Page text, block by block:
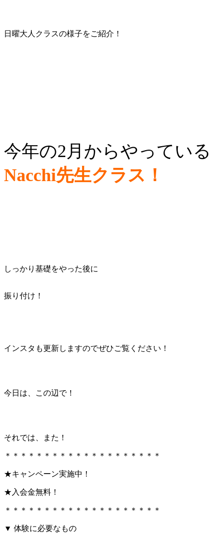
日曜大人クラスの様子をご紹介！
今年の2月からやっている
Nacchi先生クラス！
しっかり基礎をやった後に
振り付け！
インスタも更新しますのでぜひご覧ください！
今日は、この辺で！
それでは、また！
＊＊＊＊＊＊＊＊＊＊＊＊＊＊＊＊＊＊＊＊
★キャンペーン実施中！
★入会金無料！
＊＊＊＊＊＊＊＊＊＊＊＊＊＊＊＊＊＊＊＊
▼ 体験に必要なもの